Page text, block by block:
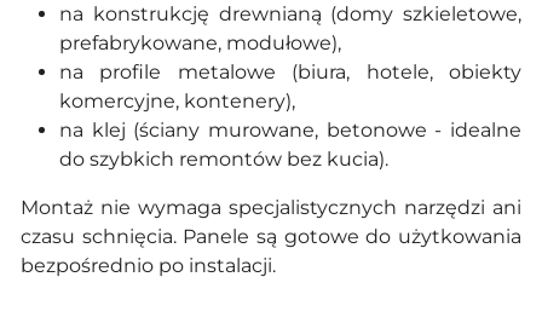
na konstrukcję drewnianą (domy szkieletowe,
prefabrykowane, modułowe),
na profile metalowe (biura, hotele, obiekty
komercyjne, kontenery),
na klej (ściany murowane, betonowe - idealne
do szybkich remontów bez kucia).
Montaż nie wymaga specjalistycznych narzędzi ani
czasu schnięcia. Panele są gotowe do użytkowania
bezpośrednio po instalacji.